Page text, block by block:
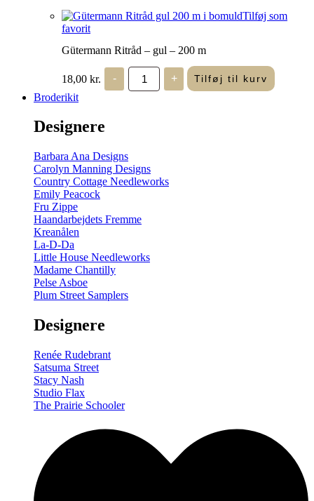
Tilføj som
favorit
Gütermann Ritråd – gul – 200 m
18,00 kr. -
Gütermann
Ritråd
-
+ Tilføj til kurv
Broderikit
Designere
Barbara Ana Designs
Carolyn Manning Designs
Country Cottage Needleworks
Emily Peacock
Fru Zippe
Haandarbejdets Fremme
Kreanålen
La-D-Da
Little House Needleworks
Madame Chantilly
Pelse Asboe
Plum Street Samplers
Designere
Renée Rudebrant
Satsuma Street
Stacy Nash
Studio Flax
The Prairie Schooler